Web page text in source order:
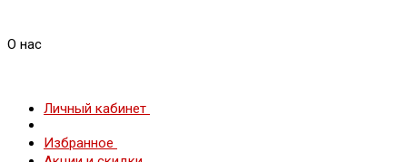
О нас
Личный кабинет
Избранное